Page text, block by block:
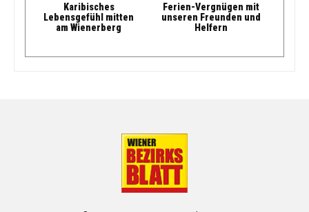
Karibisches
Lebensgefühl mitten
am Wienerberg
Ferien-Vergnügen mit
unseren Freunden und
Helfern